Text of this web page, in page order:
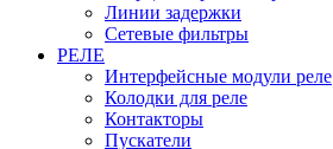
Линии задержки
Сетевые фильтры
РЕЛЕ
Интерфейсные модули реле
Колодки для реле
Контакторы
Пускатели